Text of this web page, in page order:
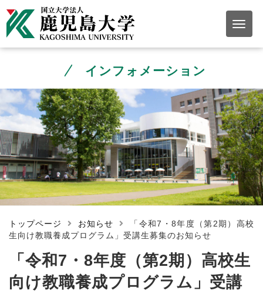
インフォメーション
トップページ お知らせ
「令和7・8年度（第2期）高校
生向け教職養成プログラム」受講生募集のお知らせ
「令和7・8年度（第2期）高校生
向け教職養成プログラム」受講